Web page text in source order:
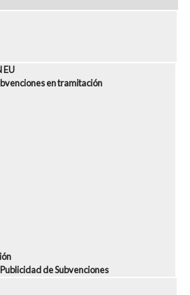
EU
en tramitación
de Subvenciones